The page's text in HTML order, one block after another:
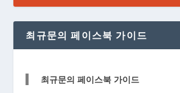
최규문의 페이스북 가이드
최규문의 페이스북 가이드